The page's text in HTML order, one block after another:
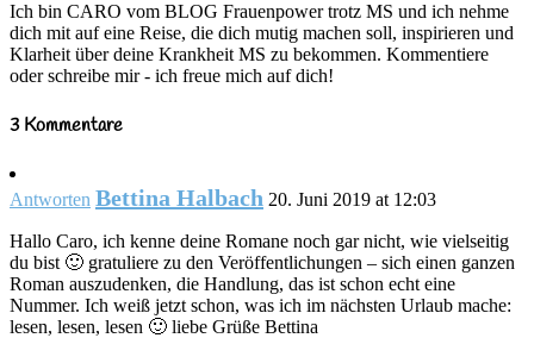
Ich bin CARO vom BLOG Frauenpower trotz MS und ich nehme
dich mit auf eine Reise, die dich mutig machen soll, inspirieren und
Klarheit über deine Krankheit MS zu bekommen. Kommentiere
oder schreibe mir - ich freue mich auf dich!
3 Kommentare
Antworten Bettina Halbach 20. Juni 2019 at 12:03
Hallo Caro, ich kenne deine Romane noch gar nicht, wie vielseitig
du bist 🙂 gratuliere zu den Veröffentlichungen – sich einen ganzen
Roman auszudenken, die Handlung, das ist schon echt eine
Nummer. Ich weiß jetzt schon, was ich im nächsten Urlaub mache:
lesen, lesen, lesen 🙂 liebe Grüße Bettina